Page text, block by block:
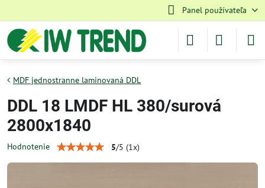
Panel používateľa
MDF jednostranne laminovaná DDL
DDL 18 LMDF HL 380/surová
2800x1840
Hodnotenie 5/5 (1x)